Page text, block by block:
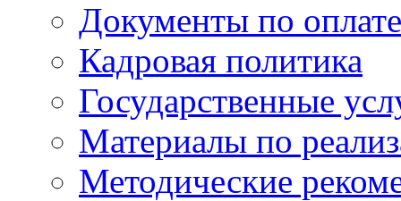
Документы по
Кадровая политика
Государственные
Материалы по
Методические